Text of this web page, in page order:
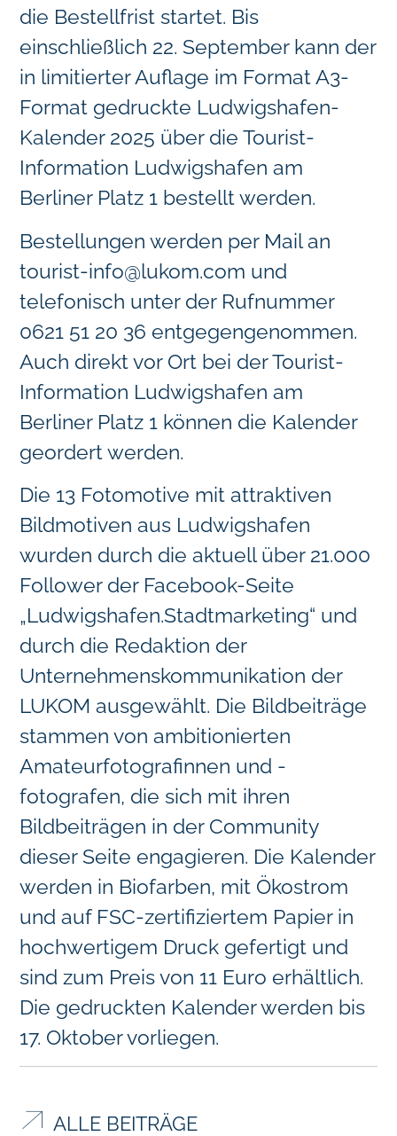
die Bestellfrist startet. Bis
einschließlich 22. September kann der
in limitierter Auflage im Format A3-
Format gedruckte Ludwigshafen-
Kalender 2025 über die Tourist-
Information Ludwigshafen am
Berliner Platz 1 bestellt werden.
Bestellungen werden per Mail an
tourist-info@lukom.com und
telefonisch unter der Rufnummer
0621 51 20 36 entgegengenommen.
Auch direkt vor Ort bei der Tourist-
Information Ludwigshafen am
Berliner Platz 1 können die Kalender
geordert werden.
Die 13 Fotomotive mit attraktiven
Bildmotiven aus Ludwigshafen
wurden durch die aktuell über 21.000
Follower der Facebook-Seite
„Ludwigshafen.Stadtmarketing“ und
durch die Redaktion der
Unternehmenskommunikation der
LUKOM ausgewählt. Die Bildbeiträge
stammen von ambitionierten
Amateurfotografinnen und -
fotografen, die sich mit ihren
Bildbeiträgen in der Community
dieser Seite engagieren. Die Kalender
werden in Biofarben, mit Ökostrom
und auf FSC-zertifiziertem Papier in
hochwertigem Druck gefertigt und
sind zum Preis von 11 Euro erhältlich.
Die gedruckten Kalender werden bis
17. Oktober vorliegen.
ALLE BEITRÄGE